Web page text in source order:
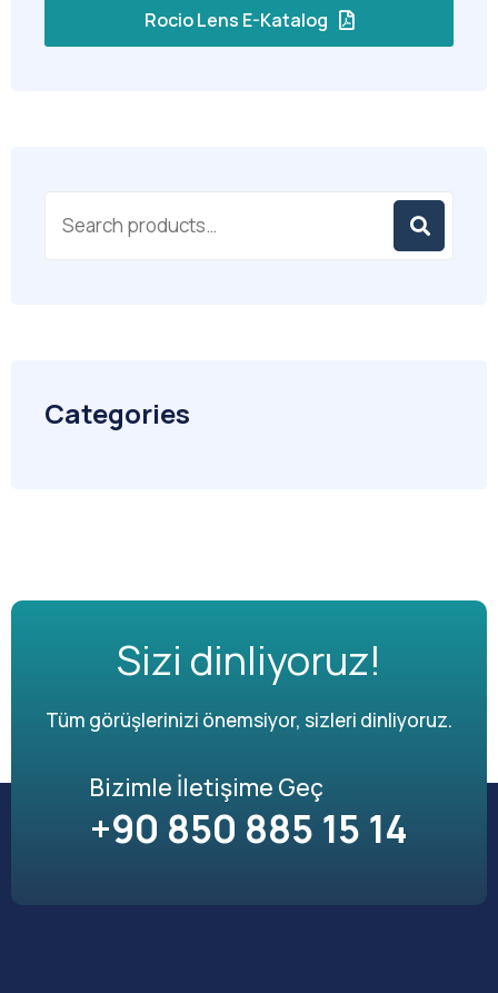
Rocio Lens E-Katalog
Categories
Sizi dinliyoruz!
Tüm görüşlerinizi önemsiyor, sizleri dinliyoruz.
Bizimle İletişime Geç
+90 850 885 15 14